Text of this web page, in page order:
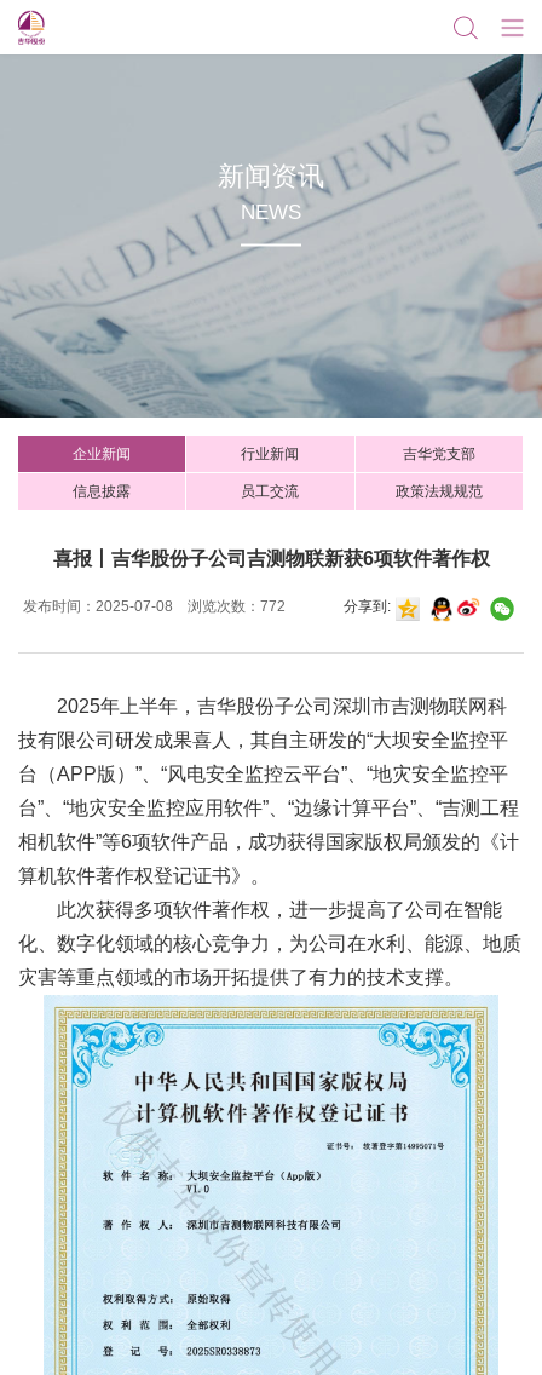
新闻资讯
NEWS
企业新闻 行业新闻 吉华党支部
信息披露 员工交流 政策法规规范
喜报丨吉华股份子公司吉测物联新获6项软件著作权
发布时间：2025-07-08 浏览次数：772 分享到:
2025年上半年，吉华股份子公司深圳市吉测物联网科
技有限公司研发成果喜人，其自主研发的“大坝安全监控平
台（APP版）”、“风电安全监控云平台”、“地灾安全监控平
台”、“地灾安全监控应用软件”、“边缘计算平台”、“吉测工程
相机软件”等6项软件产品，成功获得国家版权局颁发的《计
算机软件著作权登记证书》。
此次获得多项软件著作权，进一步提高了公司在智能
化、数字化领域的核心竞争力，为公司在水利、能源、地质
灾害等重点领域的市场开拓提供了有力的技术支撑。